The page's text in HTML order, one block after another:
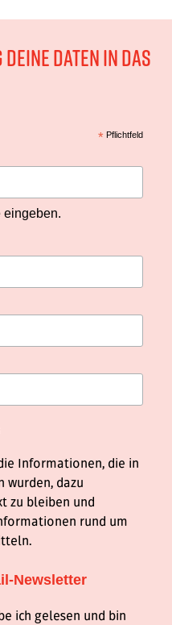
Daten in das
* Pflichtfeld
eingeben.
Informationen, die in
wurden, dazu
zu bleiben und
rund um
Newsletter
ich gelesen und bin